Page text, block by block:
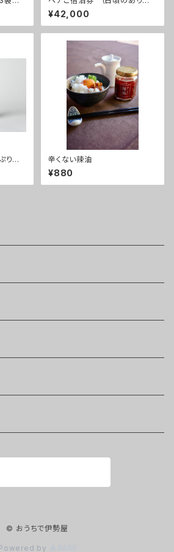
とうを届けよう！/ ～スタンダー
ドルーム1泊2食付～
¥42,000
りご
ッシ
辛くない辣油
¥880
© おうちで伊勢屋
by